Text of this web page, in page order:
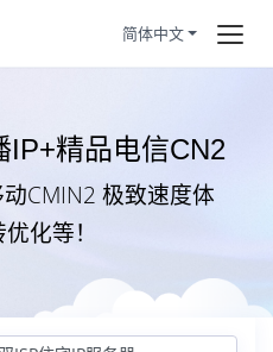
美国住宅（北美洲） 住宅IP+双ISP认证
美国住宅（北美洲） 住宅IP+双ISP认证
本住宅（亚洲）
简体中文
IP+精品电信CN2
CMIN2 极致速度体
化等！